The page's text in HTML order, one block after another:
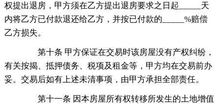
权提出退房，甲方须在乙方提出退房要求之日起_____天
内将乙方已付款退还给乙方，并按已付款的_____%赔偿
乙方损失。
第十条 甲方保证在交易时该房屋没有产权纠纷，
有关按揭、抵押债务、税项及租金等，甲方均在交易前办
妥。交易后如有上述未清事项，由甲方承担全部责任。
第十一条 因本房屋所有权转移所发生的土地增值